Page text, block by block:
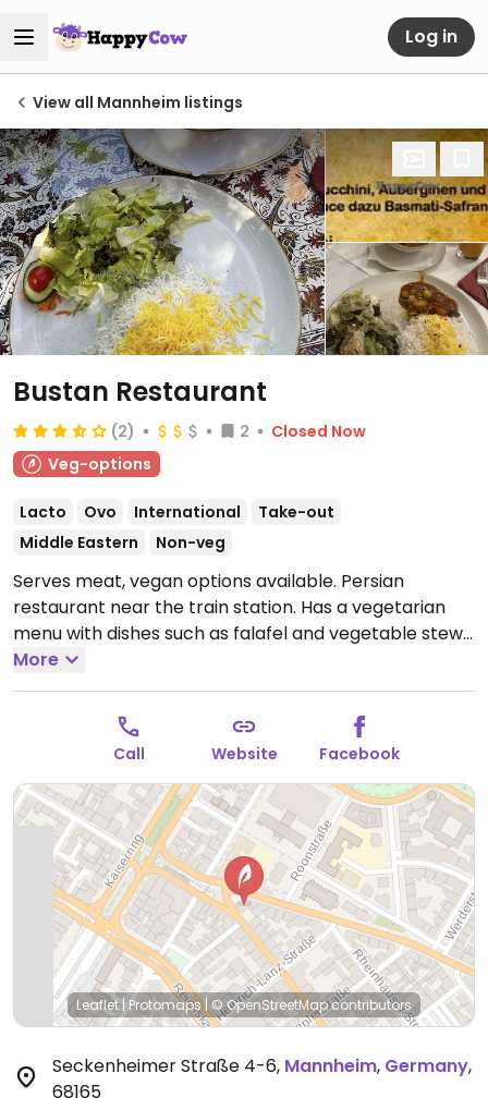
Log in
View all Mannheim listings
Bustan Restaurant
(2) 2
Closed Now
Veg-options
Lacto Ovo International
Take-out
Middle Eastern
Non-veg
Serves meat, vegan options available. Persian
restaurant near the train station. Has a vegetarian
menu with dishes such as falafel and vegetable stews
with rice. Check these are vegan.
14:30, 17:00-22:00, Sat 12:00-22:30, Sun 12:00-22:00.
More
Call Website Facebook
Leaflet|Protomaps|© OpenStreetMapcontributors
Seckenheimer Straße 4-6, Mannheim, Germany,
68165